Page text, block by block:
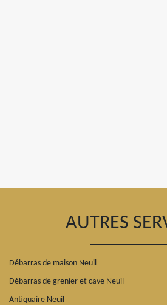
AUTRES
Débarras de maison Neuil
Débarras de grenier et cave Neuil
Antiquaire Neuil